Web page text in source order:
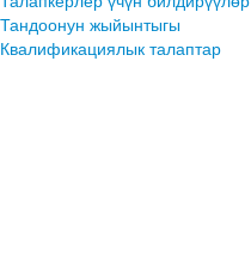
Тандоонун жыйынтыгы
Квалификациялык талаптар